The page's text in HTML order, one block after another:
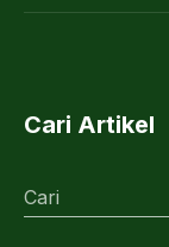
Cari Artikel
Cari